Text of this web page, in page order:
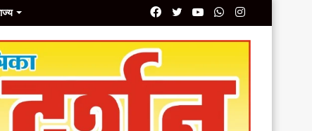
Instagram
Whatsapp
YouTube
Twitter
Facebook